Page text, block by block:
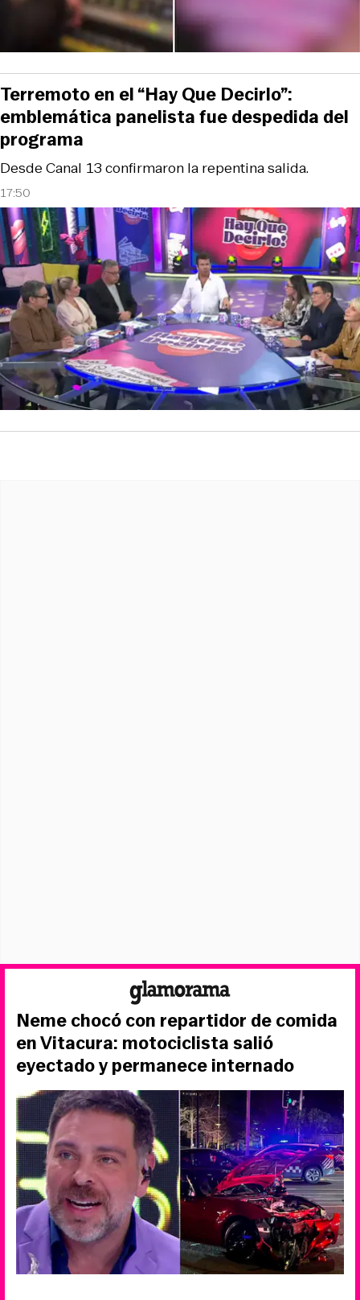
17:50
Desde Canal 13 confirmaron la repentina salida.
Terremoto en el “Hay Que Decirlo”:
emblemática panelista fue despedida del
programa
Neme chocó con repartidor de comida
en Vitacura: motociclista salió
eyectado y permanece internado